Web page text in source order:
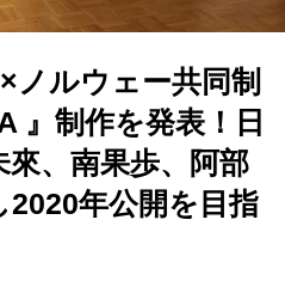
ノルウェー共同制
』制作を発表！日
、南果歩、阿部
年公開を目指